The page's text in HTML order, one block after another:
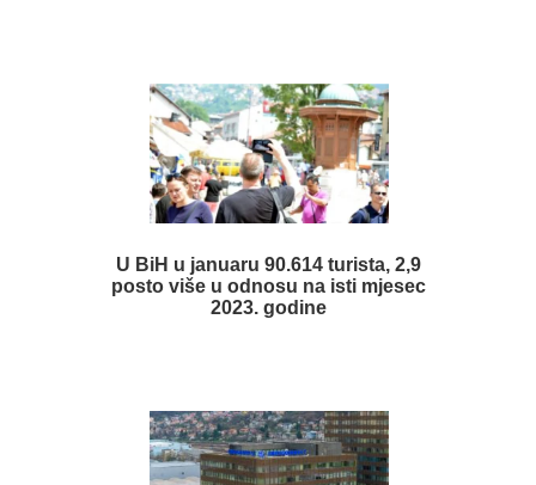
U BiH u januaru 90.614 turista, 2,9
posto više u odnosu na isti mjesec
2023. godine